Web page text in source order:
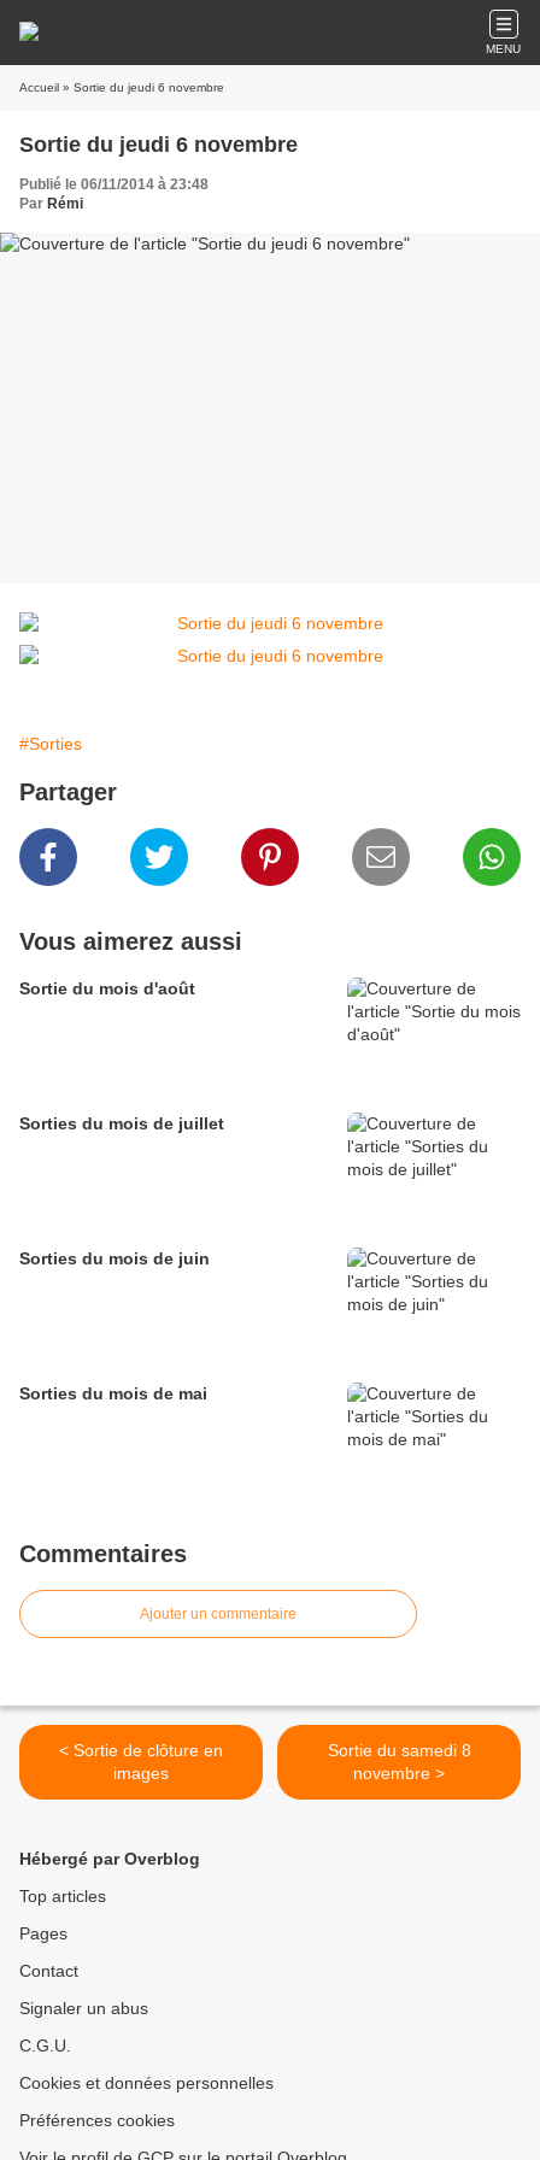
MENU
Accueil » Sortie du jeudi 6 novembre
Sortie du jeudi 6 novembre
Publié le 06/11/2014 à 23:48
Par Rémi
#Sorties
Partager
Vous aimerez aussi
Sortie du mois d'août
Sorties du mois de juillet
Sorties du mois de juin
Sorties du mois de mai
Commentaires
Ajouter un commentaire
< Sortie de clôture en
images
Sortie du samedi 8
novembre >
Hébergé par Overblog
Top articles
Pages
Contact
Signaler un abus
C.G.U.
Cookies et données personnelles
Préférences cookies